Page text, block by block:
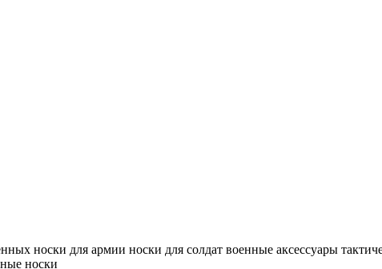
носки для армии носки для солдат военные аксессуары
носки